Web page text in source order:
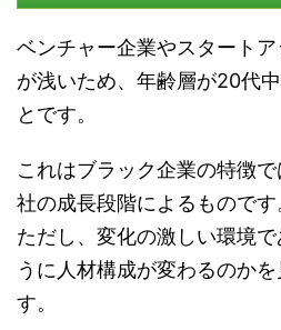
ベンチャー企業やスタート
が浅いため、年齢層が20代
とです。
これはブラック企業の特徴
社の成長段階によるものです
ただし、変化の激しい環境
うに人材構成が変わるのか
す。